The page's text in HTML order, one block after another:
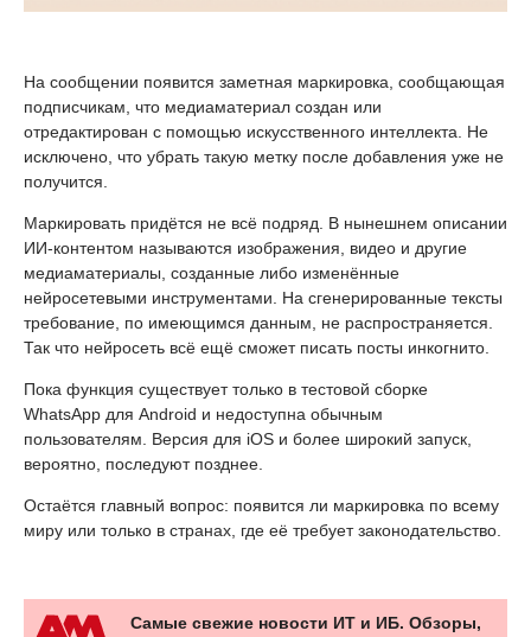
На сообщении появится заметная маркировка, сообщающая
подписчикам, что медиаматериал создан или
отредактирован с помощью искусственного интеллекта. Не
исключено, что убрать такую метку после добавления уже не
получится.
Маркировать придётся не всё подряд. В нынешнем описании
ИИ-контентом называются изображения, видео и другие
медиаматериалы, созданные либо изменённые
нейросетевыми инструментами. На сгенерированные тексты
требование, по имеющимся данным, не распространяется.
Так что нейросеть всё ещё сможет писать посты инкогнито.
Пока функция существует только в тестовой сборке
WhatsApp для Android и недоступна обычным
пользователям. Версия для iOS и более широкий запуск,
вероятно, последуют позднее.
Остаётся главный вопрос: появится ли маркировка по всему
миру или только в странах, где её требует законодательство.
Самые свежие новости ИТ и ИБ. Обзоры,